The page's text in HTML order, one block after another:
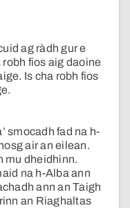
ag ràdh gur e
robh fios aig daoine
Is cha robh fios
smocadh fad na h-
air an eilean.
mu dheidhinn.
na h-Alba ann
ann an Taigh
an Riaghaltas